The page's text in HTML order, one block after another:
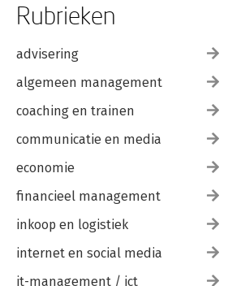
Rubrieken
advisering
algemeen management
coaching en trainen
communicatie en media
economie
financieel management
inkoop en logistiek
internet en social media
it-management / ict